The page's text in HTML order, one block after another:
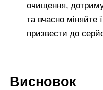
очищення,
та вчасно
призвести до
Висновок